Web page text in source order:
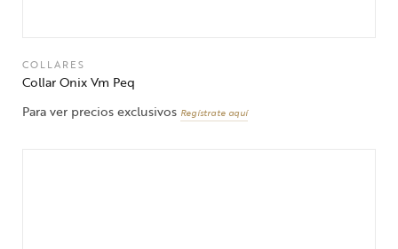
COLLARES
Collar Onix Vm Peq
Para ver precios exclusivos Regístrate aquí